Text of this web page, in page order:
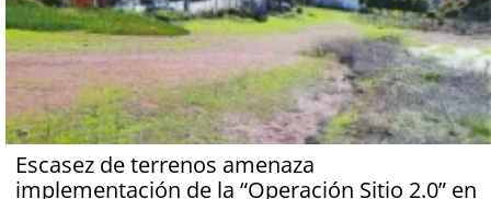
Escasez de terrenos amenaza
implementación de la “Operación Sitio 2.0” en